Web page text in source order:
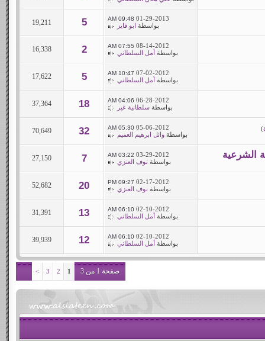
01-29-2013
09:48 AM
بواسطة ابو فايز 5
19,211
08-14-2012
07:55 AM
بواسطة أمل السلطاني 2
16,338
07-02-2012
10:47 AM
بواسطة أمل السلطاني 5
17,622
06-28-2012
04:06 AM
بواسطة سلطانية غير 18
37,364
)
05-06-2012
05:30 AM
بواسطة وائل ابرهيم العميم 32
70,649
الشرعية 03-29-2012
03:22 AM
بواسطة نوف العنزي 7
27,150
02-17-2012
09:27 PM
بواسطة نوف العنزي 20
52,682
02-10-2012
06:10 AM
بواسطة أمل السلطاني 13
31,391
02-10-2012
06:10 AM
بواسطة أمل السلطاني 12
39,939
صفحة 1 من 3 1
2
3
>